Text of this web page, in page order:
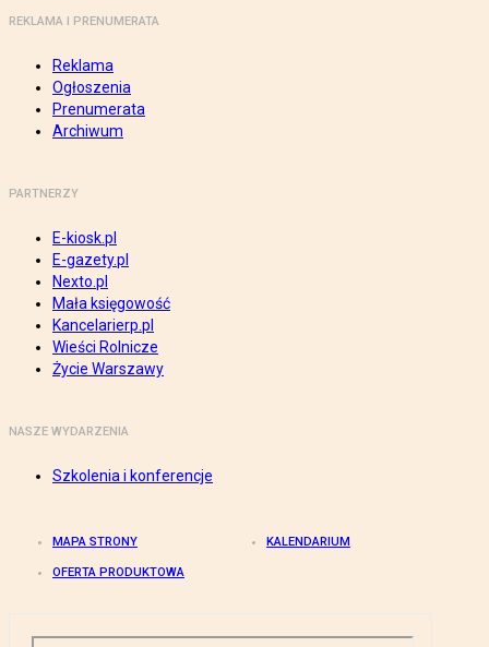
REKLAMA I PRENUMERATA
Reklama
Ogłoszenia
Prenumerata
Archiwum
PARTNERZY
E-kiosk.pl
E-gazety.pl
Nexto.pl
Mała księgowość
Kancelarierp.pl
Wieści Rolnicze
Życie Warszawy
NASZE WYDARZENIA
Szkolenia i konferencje
MAPA STRONY KALENDARIUM
OFERTA PRODUKTOWA